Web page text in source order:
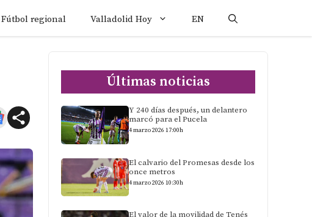
Fútbol regional Valladolid Hoy EN
Últimas noticias
Y 240 días después, un delantero
marcó para el Pucela
4 marzo 2026 17:00h
El calvario del Promesas desde los
once metros
4 marzo 2026 10:30h
El valor de la movilidad de Tenés